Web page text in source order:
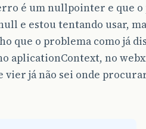
é um nullpointer e que o
e estou tentando usar,
que o problema como já
aplicationContext, no
vier já não sei onde